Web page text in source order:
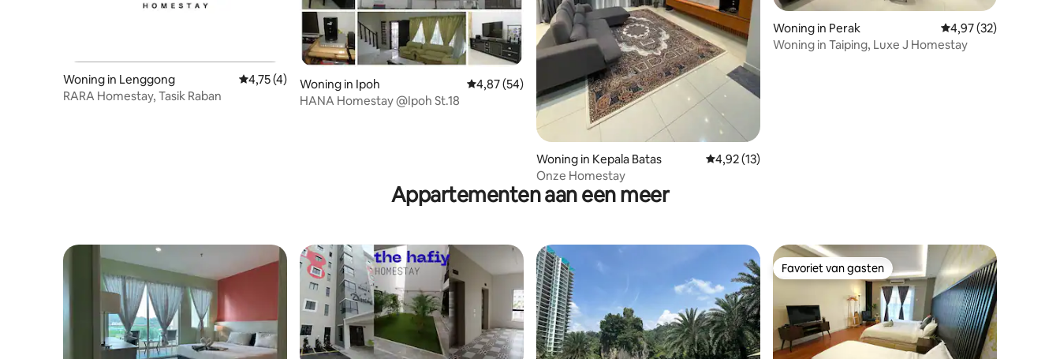
Woning in Lenggong Gemiddelde beoordeling van 4,75 uit 5, 4 recensies
4,75 (4)
RARA Homestay, Tasik Raban
Woning in Ipoh Gemiddelde beoordeling van 4,87 uit 5, 54 recensies
4,87 (54)
HANA Homestay @Ipoh St.18
Woning in Kepala Batas Gemiddelde beoordeling van 4,92 uit 5, 13 recensies
4,92 (13)
Onze Homestay
Woning in Perak Gemiddelde
4,97 (32)
Woning in Taiping, Luxe J Homestay
Appartementen aan een meer
Favoriet van gasten
Favoriet van gasten